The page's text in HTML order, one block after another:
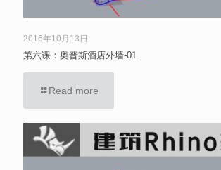
2016年10月13日
第六课：奥普斯酒店外墙-01
Read more